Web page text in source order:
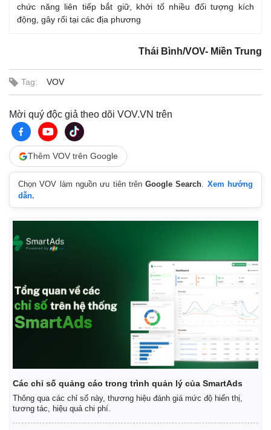
chức năng liên tiếp bắt giữ, khởi tố nhiều đối tượng kích
động, gây rối tại các địa phương
Thái Bình/VOV- Miền Trung
Tag: VOV
Mời quý độc giả theo dõi VOV.VN trên
Thêm VOV trên Google
Chọn VOV làm nguồn ưu tiên trênGoogle Search. Xem hướng
dẫn.
Các chỉ số quảng cáo trong trình quản lý của SmartAds
Thông qua các chỉ số này, thương hiệu đánh giá mức độ hiển thị,
tương tác, hiệu quả chi phí.